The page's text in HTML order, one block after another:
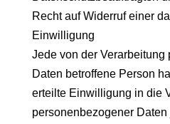
Recht auf Widerruf einer
Einwilligung
Jede von der Verarbeitung
Daten betroffene Person
erteilte Einwilligung in die
personenbezogener Daten